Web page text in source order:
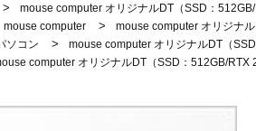
>
mouse computer オリジナルDT（SSD：
mouse computer >
mouse computer オリジナ
ソコン >
mouse computer オリジナルDT（
computer オリジナルDT（SSD：512GB/RTX